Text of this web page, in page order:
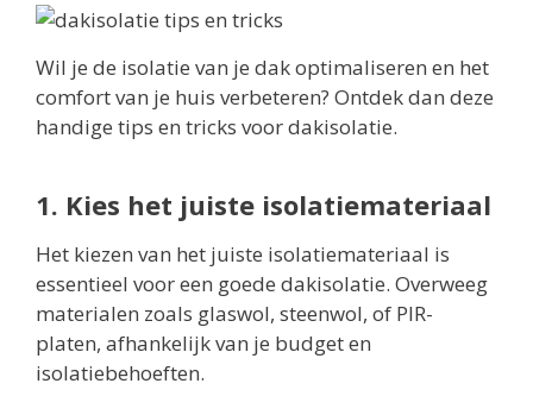
Wil je de isolatie van je dak optimaliseren en het
comfort van je huis verbeteren? Ontdek dan deze
handige tips en tricks voor dakisolatie.
1. Kies het juiste isolatiemateriaal
Het kiezen van het juiste isolatiemateriaal is
essentieel voor een goede dakisolatie. Overweeg
materialen zoals glaswol, steenwol, of PIR-
platen, afhankelijk van je budget en
isolatiebehoeften.